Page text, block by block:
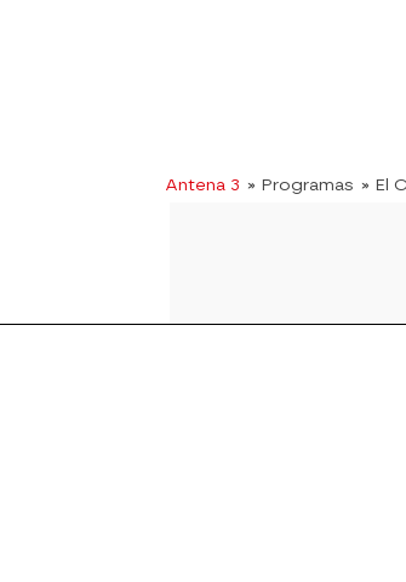
Antena 3 » Programas » El